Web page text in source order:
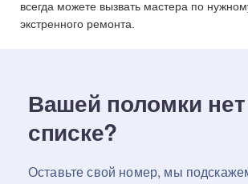
всегда можете вызвать мастера по
экстренного ремонта.
Вашей поломки
списке?
Оставьте свой номер, мы